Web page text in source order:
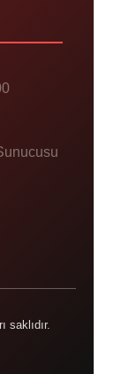
saklıdır.